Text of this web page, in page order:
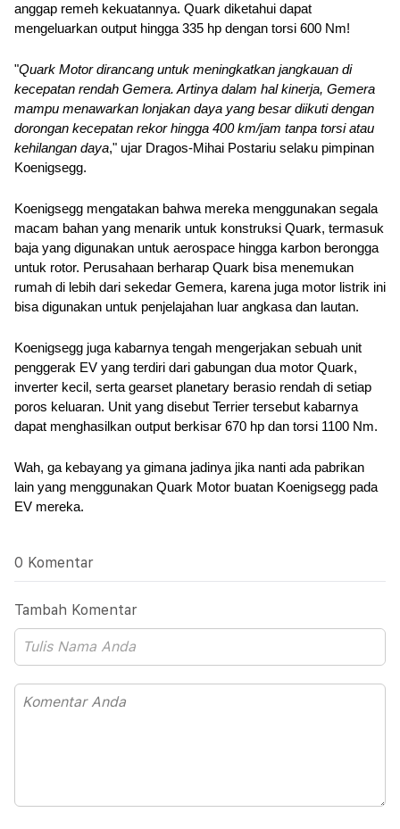
anggap remeh kekuatannya. Quark diketahui dapat
mengeluarkan output hingga 335 hp dengan torsi 600 Nm!
"Quark Motor dirancang untuk meningkatkan jangkauan di
kecepatan rendah Gemera. Artinya dalam hal kinerja, Gemera
mampu menawarkan lonjakan daya yang besar diikuti dengan
dorongan kecepatan rekor hingga 400 km/jam tanpa torsi atau
kehilangan daya," ujar Dragos-Mihai Postariu selaku pimpinan
Koenigsegg.
Koenigsegg mengatakan bahwa mereka menggunakan segala
macam bahan yang menarik untuk konstruksi Quark, termasuk
baja yang digunakan untuk aerospace hingga karbon berongga
untuk rotor. Perusahaan berharap Quark bisa menemukan
rumah di lebih dari sekedar Gemera, karena juga motor listrik ini
bisa digunakan untuk penjelajahan luar angkasa dan lautan.
Koenigsegg juga kabarnya tengah mengerjakan sebuah unit
penggerak EV yang terdiri dari gabungan dua motor Quark,
inverter kecil, serta gearset planetary berasio rendah di setiap
poros keluaran. Unit yang disebut Terrier tersebut kabarnya
dapat menghasilkan output berkisar 670 hp dan torsi 1100 Nm.
Wah, ga kebayang ya gimana jadinya jika nanti ada pabrikan
lain yang menggunakan Quark Motor buatan Koenigsegg pada
EV mereka.
0 Komentar
Tambah Komentar